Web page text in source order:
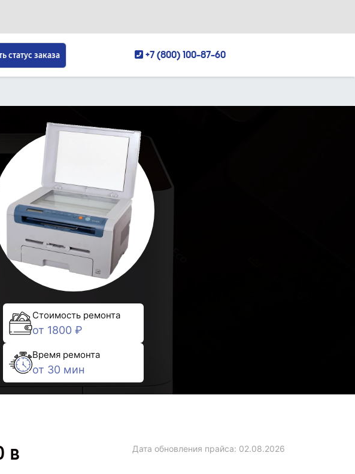
статус заказа +7 (800) 100-87-60
Стоимость ремонта
от 1800 ₽
Время ремонта
от 30 мин
в
Дата обновления прайса: 02.08.2026